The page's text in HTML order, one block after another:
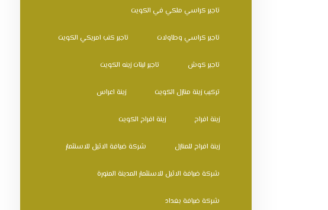
تاجير كراسي ملكي في الكويت
تاجير كراسي وطاولات تاجير كنب امريكي الكويت
تاجير كوش تاجير ليتات زينه الكويت
تركيب زينة منازل الكويت زينة اعراس
زينة افراح زينة افراح الكويت
زينة افراح للمنازل شركة ضيافة الاثيل للاستثمار
شركة ضيافة الاثيل للاستثمار المدينة المنورة
شركة ضيافة بغداد